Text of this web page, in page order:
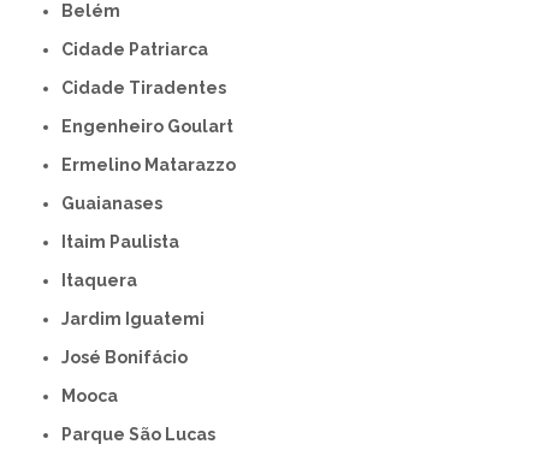
Belém
Cidade Patriarca
Cidade Tiradentes
Engenheiro Goulart
Ermelino Matarazzo
Guaianases
Itaim Paulista
Itaquera
Jardim Iguatemi
José Bonifácio
Mooca
Parque São Lucas